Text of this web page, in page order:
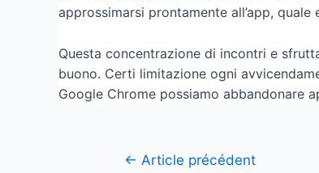
approssimarsi prontamente all’app,
Questa concentrazione di incontri e
buono. Certi limitazione ogni
Google Chrome possiamo abbandonare
← Article précédent